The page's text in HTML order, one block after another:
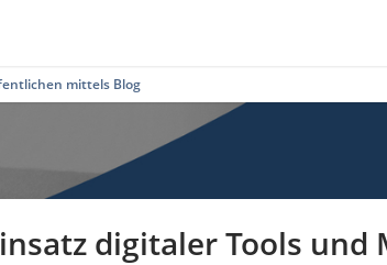
mittels Blog
digitaler Tools